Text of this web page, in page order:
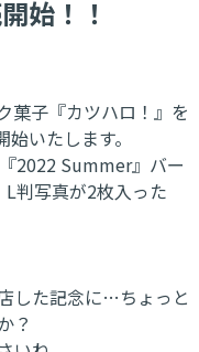
始！！
菓子『カツハロ！』を
いたします。
2022 Summer』バー
判写真が2枚入った
した記念に…ちょっと
？